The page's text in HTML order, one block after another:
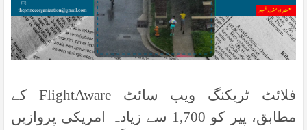
فلائٹ ٹریکنگ ویب سائٹ FlightAware کے
مطابق، پیر کو 1,700 سے زیادہ امریکی پروازیں